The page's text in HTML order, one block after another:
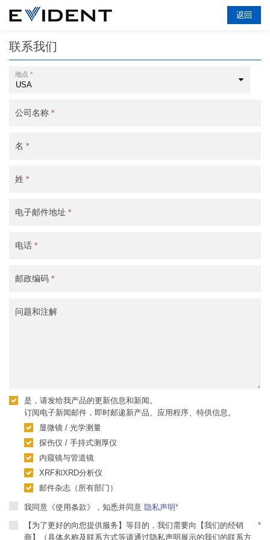
返回
联系我们
地点 *
公司名称 *
名 *
姓 *
电子邮件地址 *
电话 *
邮政编码 *
问题和注解
是，请发给我产品的更新信息和新闻。
订阅电子新闻邮件，即时邮递新产品、应用程序、特供信息。
显微镜 / 光学测量
探伤仪 / 手持式测厚仪
内窥镜与管道镜
XRF和XRD分析仪
邮件杂志（所有部门）
我同意《使用条款》，知悉并同意 隐私声明*
【为了更好的向您提供服务】等目的，我们需要向【我们的经销
商】（具体名称及联系方式等请通过隐私声明展示的我们的联系方
*